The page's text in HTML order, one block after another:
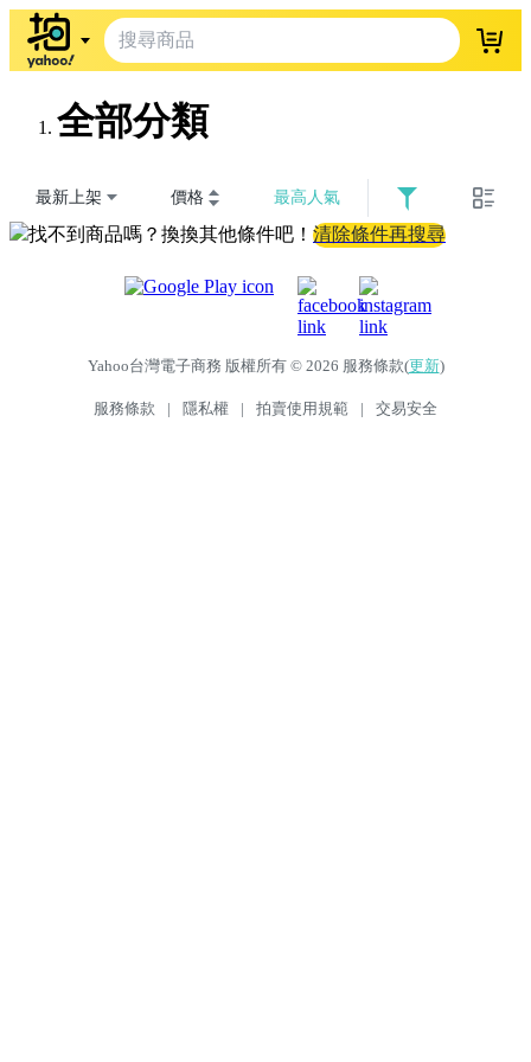
登入
全部分類
最新上架 價格 最高人氣
找不到商品嗎？換換其他條件吧！ 清除條件再搜尋
Yahoo台灣電子商務 版權所有 © 2026 服務條款(更新)
服務條款 | 隱私權 | 拍賣使用規範 | 交易安全